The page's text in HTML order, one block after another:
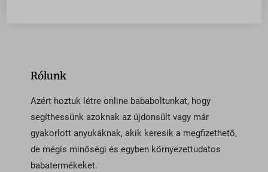
Rólunk
Azért hoztuk létre online bababoltunkat, hogy
segíthessünk azoknak az újdonsült vagy már
gyakorlott anyukáknak, akik keresik a megfizethető,
de mégis minőségi és egyben környezettudatos
babatermékeket.